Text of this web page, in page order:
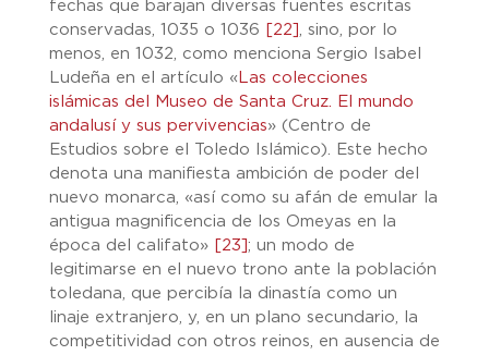
fechas que barajan diversas fuentes escritas
conservadas, 1035 o 1036
[22] , sino, por lo
menos, en 1032, como menciona Sergio Isabel
Ludeña en el artículo « Las colecciones
islámicas del Museo de Santa Cruz. El mundo
andalusí y sus pervivencias» (Centro de
Estudios sobre el Toledo Islámico). Este hecho
denota una manifiesta ambición de poder del
nuevo monarca, «así como su afán de emular la
antigua magnificencia de los Omeyas en la
época del califato»
[23] ; un modo de
legitimarse en el nuevo trono ante la población
toledana, que percibía la dinastía como un
linaje extranjero, y, en un plano secundario, la
competitividad con otros reinos, en ausencia de